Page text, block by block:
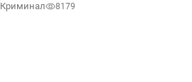
Ташкенте
Криминал 8179